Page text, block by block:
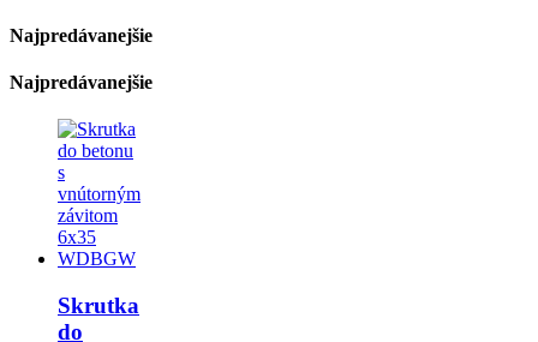
Najpredávanejšie
Najpredávanejšie
Skrutka
do